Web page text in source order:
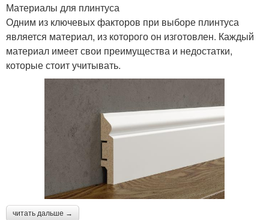
Материалы для плинтуса
Одним из ключевых факторов при выборе плинтуса
является материал, из которого он изготовлен. Каждый
материал имеет свои преимущества и недостатки,
которые стоит учитывать.
читать дальше →